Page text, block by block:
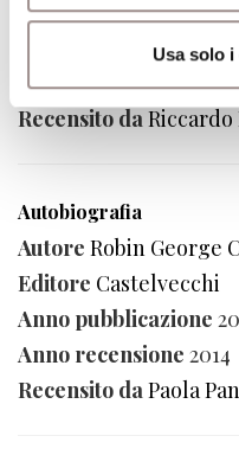
Usa solo
EditoreMimesis
Anno pubblicazione
Anno recensione2014
Recensito daRiccardo
Autobiografia
Autore Robin George
Editore Castelvecchi
Anno pubblicazione
Anno recensione 2014
Recensito daPaola